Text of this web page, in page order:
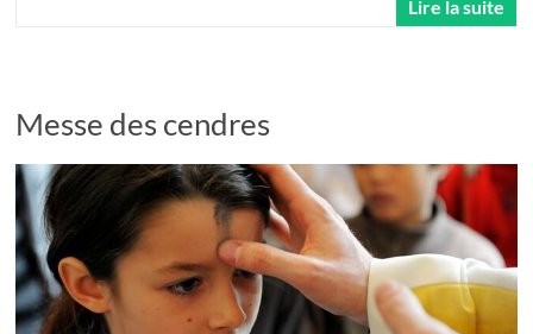
Lire la suite
Messe des cendres